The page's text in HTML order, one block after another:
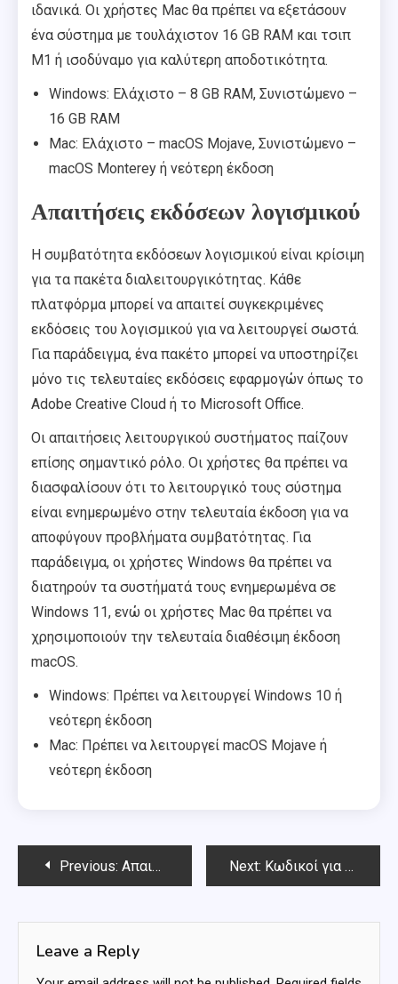
ιδανικά. Οι χρήστες Mac θα πρέπει να εξετάσουν
ένα σύστημα με τουλάχιστον 16 GB RAM και τσιπ
M1 ή ισοδύναμο για καλύτερη αποδοτικότητα.
Windows: Ελάχιστο – 8 GB RAM, Συνιστώμενο –
16 GB RAM
Mac: Ελάχιστο – macOS Mojave, Συνιστώμενο –
macOS Monterey ή νεότερη έκδοση
Απαιτήσεις εκδόσεων λογισμικού
Η συμβατότητα εκδόσεων λογισμικού είναι κρίσιμη
για τα πακέτα διαλειτουργικότητας. Κάθε
πλατφόρμα μπορεί να απαιτεί συγκεκριμένες
εκδόσεις του λογισμικού για να λειτουργεί σωστά.
Για παράδειγμα, ένα πακέτο μπορεί να υποστηρίζει
μόνο τις τελευταίες εκδόσεις εφαρμογών όπως το
Adobe Creative Cloud ή το Microsoft Office.
Οι απαιτήσεις λειτουργικού συστήματος παίζουν
επίσης σημαντικό ρόλο. Οι χρήστες θα πρέπει να
διασφαλίσουν ότι το λειτουργικό τους σύστημα
είναι ενημερωμένο στην τελευταία έκδοση για να
αποφύγουν προβλήματα συμβατότητας. Για
παράδειγμα, οι χρήστες Windows θα πρέπει να
διατηρούν τα συστήματά τους ενημερωμένα σε
Windows 11, ενώ οι χρήστες Mac θα πρέπει να
χρησιμοποιούν την τελευταία διαθέσιμη έκδοση
macOS.
Windows: Πρέπει να λειτουργεί Windows 10 ή
νεότερη έκδοση
Mac: Πρέπει να λειτουργεί macOS Mojave ή
νεότερη έκδοση
PostPrevious: Απαιτήσεις Κοστουμιού Δεινόσαυρου: Χρωματικές παραλλαγές, Επίπεδα σπανιότητας, Εποχιακή διαθεσιμότητα Next: Κωδικοί για συγκεκριμένες πλατφόρμες: Μέθοδοι εισόδου, Συμβατότητα, Αντιμετώπιση προβλημάτων
Leave a Reply